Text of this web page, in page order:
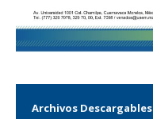
Archivos Descargables